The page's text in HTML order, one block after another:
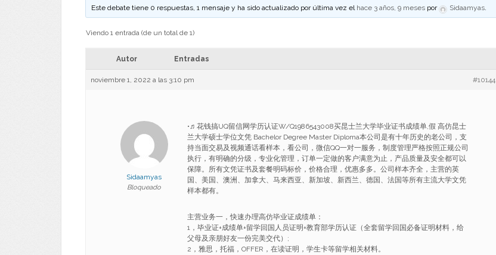
Este debate tiene 0 respuestas, 1 mensaje y ha sido actualizado por última vez el hace 3 años, 9 meses por Sidaamyas.
Viendo 1 entrada (de un total de 1)
Autor Entradas
noviembre 1, 2022 a las 3:10 pm #10144
Sidaamyas
Bloqueado
•♬花钱搞UQ留信网学历认证W/Q1986543008买昆士兰大学毕业证书成绩单,假 高仿昆士
兰大学硕士学位文凭 Bachelor Degree Master Diploma本公司是有十年历史的老公司，支
持当面交易及视频通话看样本，看公司，微信QQ一对一服务，制度管理严格按照正规公司
执行，有明确的分级，专业化管理，订单一定做的客户满意为止，产品质量及安全都可以
保障。所有文凭证书及套餐明码标价，价格合理，优惠多多。公司样本齐全，主营的英
国、美国、澳洲、加拿大、马来西亚、新加坡、新西兰、德国、法国等所有主流大学文凭
样本都有。
主营业务一，快速办理高仿毕业证成绩单：
1，毕业证+成绩单+留学回国人员证明+教育部学历认证（全套留学回国必备证明材料，给
父母及亲朋好友一份完美交代）;
2，雅思，托福，OFFER，在读证明，学生卡等留学相关材料。